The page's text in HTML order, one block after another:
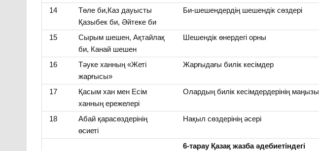
14
Төле би,Каз дауысты
Қазыбек би, Әйтеке би
Би-шешендердің шешендік сөздері
15
Сырым шешен, Ақтайлақ
би, Канай шешен
Шешендік өнердегі орны
16
Тәуке ханның «Жеті
жарғысы»
Жарғыдағы билік кесімдер
17
Қасым хан мен Есім
ханның ережелері
Олардың билік кесімдердерінің маңызы
18
Абай қарасөздерінің
өсиеті
Нақыл сөздерінің әсері
6-тарау Қазақ жазба әдебиетіндегі